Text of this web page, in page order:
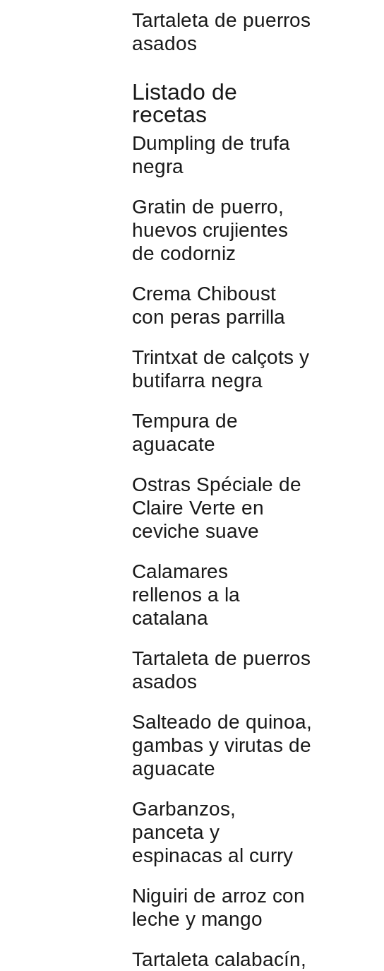
Tartaleta de puerros
asados
Listado de
recetas
Dumpling de trufa
negra
Gratin de puerro,
huevos crujientes
de codorniz
Crema Chiboust
con peras parrilla
Trintxat de calçots y
butifarra negra
Tempura de
aguacate
Ostras Spéciale de
Claire Verte en
ceviche suave
Calamares
rellenos a la
catalana
Tartaleta de puerros
asados
Salteado de quinoa,
gambas y virutas de
aguacate
Garbanzos,
panceta y
espinacas al curry
Niguiri de arroz con
leche y mango
Tartaleta calabacín,